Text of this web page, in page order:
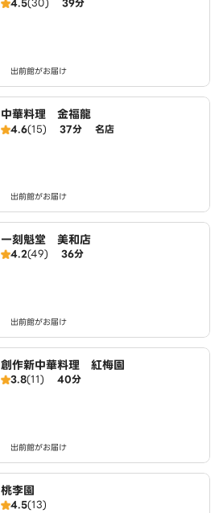
出前館がお届け
中華料理 金福龍
4.6(15) 37分 名店
出前館がお届け
一刻魁堂 美和店
4.2(49) 36分
出前館がお届け
創作新中華料理 紅梅園
3.8(11) 40分
出前館がお届け
桃李園
4.5(13)